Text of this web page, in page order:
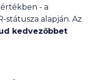
- a
státusza alapján. Az
kedvezőbbet